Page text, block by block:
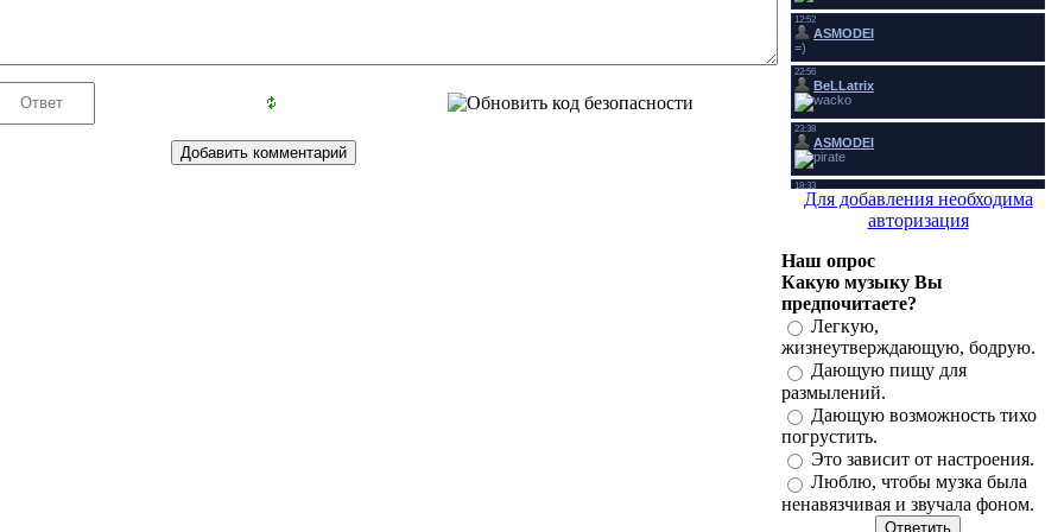
Для добавления необходима
авторизация
Наш опрос
Какую музыку Вы
предпочитаете?
Легкую,
жизнеутверждающую, бодрую.
Дающую пищу для
размылений.
Дающую возможность тихо
погрустить.
Это зависит от настроения.
Люблю, чтобы музка была
ненавязчивая и звучала фоном.